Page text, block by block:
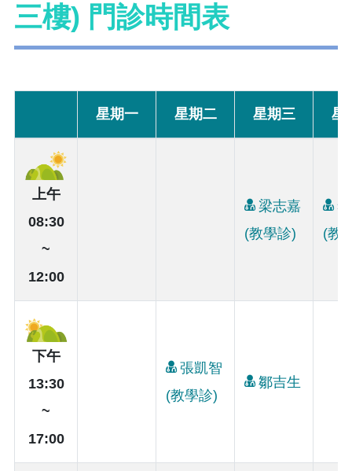
三樓) 門診時間表
星期一 星期二 星期三 星
上午
08:30
~
12:00
梁志嘉
(教學診)
(教
下午
13:30
~
17:00
張凱智
(教學診)
鄒吉生